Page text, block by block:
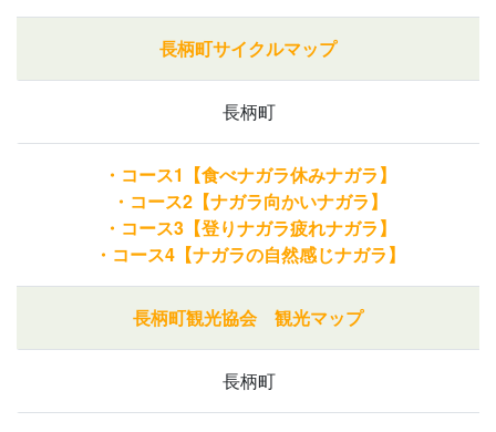
長柄町サイクルマップ
長柄町
・コース1【食べナガラ休みナガラ】
・コース2【ナガラ向かいナガラ】
・コース3【登りナガラ疲れナガラ】
・コース4【ナガラの自然感じナガラ】
長柄町観光協会 観光マップ
長柄町